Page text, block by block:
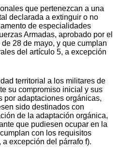
que pertenezcan a una
declarada a extinguir o no
de especialidades
Armadas, aprobado por el
28 de mayo, y que cumplan
del artículo 5, a excepción
territorial a los militares de
su compromiso inicial y sus
por adaptaciones orgánicas,
sido destinados con
de la adaptación orgánica,
que pudiesen ocupar en la
con los requisitos
excepción del párrafo f).